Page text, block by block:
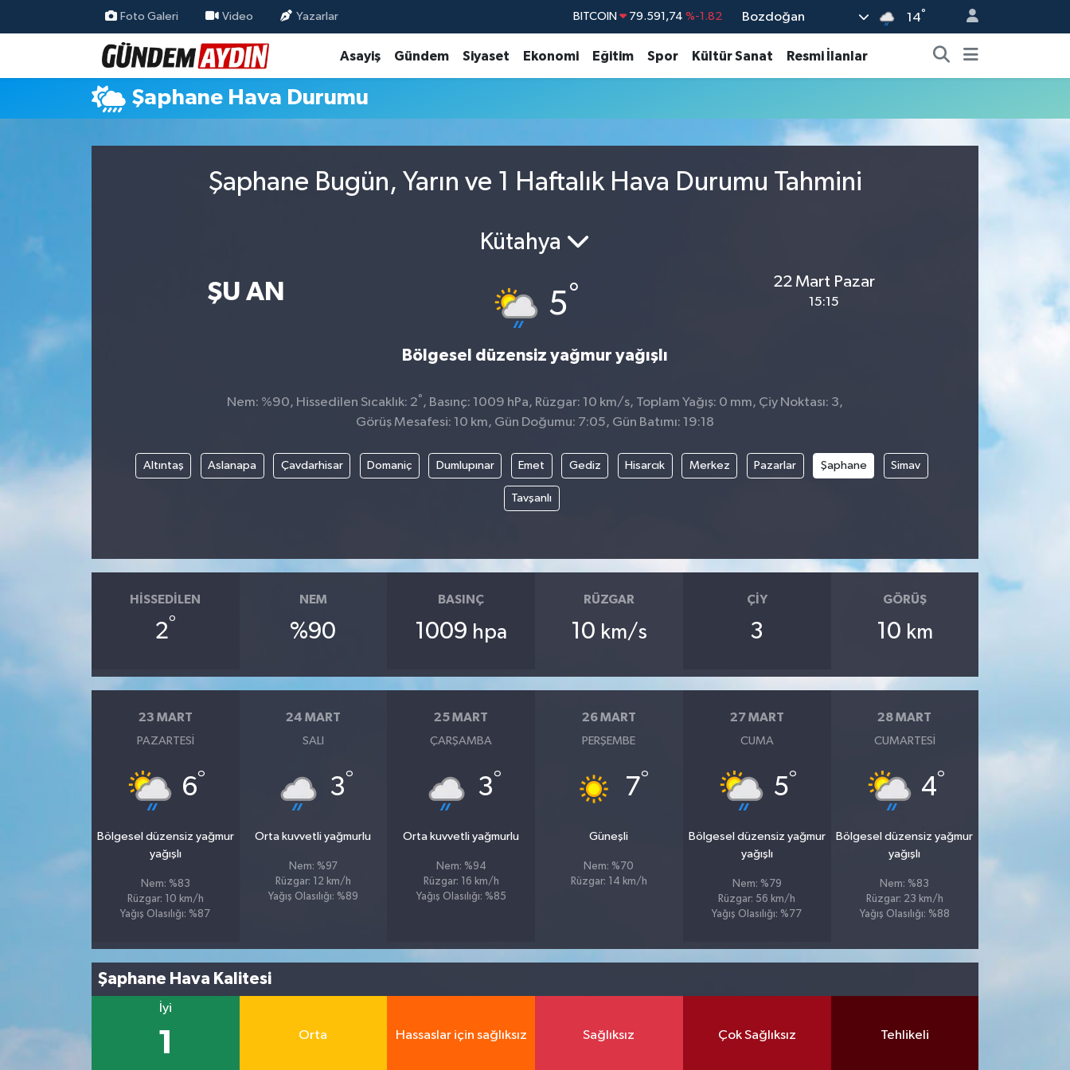
Foto Galeri Video Yazarlar BITCOIN 79.591,74 %-1.82 Bozdoğan 14°
Asayiş Gündem Siyaset Ekonomi Eğitim Spor Kültür Sanat Resmi İlanlar
Şaphane Hava Durumu
Şaphane Bugün, Yarın ve 1 Haftalık Hava Durumu Tahmini
ŞU AN
Kütahya
5°
Bölgesel düzensiz yağmur yağışlı
22 Mart Pazar
15:15
Nem: %90, Hissedilen Sıcaklık: 2° , Basınç: 1009 hPa, Rüzgar: 10 km/s, Toplam Yağış: 0 mm, Çiy Noktası: 3,
Görüş Mesafesi: 10 km, Gün Doğumu: 7:05, Gün Batımı: 19:18
Altıntaş Aslanapa Çavdarhisar Domaniç Dumlupınar Emet Gediz Hisarcık Merkez Pazarlar Şaphane Simav
Tavşanlı
HISSEDILEN
2°
NEM
%90
BASINÇ
1009 hpa
RÜZGAR
10 km/s
ÇIY
3
GÖRÜŞ
10 km
23 MART
PAZARTESI
6°
Bölgesel düzensiz yağmur
yağışlı
Nem: %83
Rüzgar: 10 km/h
Yağış Olasılığı: %87
24 MART
SALI
3°
Orta kuvvetli yağmurlu
Nem: %97
Rüzgar: 12 km/h
Yağış Olasılığı: %89
25 MART
ÇARŞAMBA
3°
Orta kuvvetli yağmurlu
Nem: %94
Rüzgar: 16 km/h
Yağış Olasılığı: %85
26 MART
PERŞEMBE
7°
Güneşli
Nem: %70
Rüzgar: 14 km/h
27 MART
CUMA
5°
Bölgesel düzensiz yağmur
yağışlı
Nem: %79
Rüzgar: 56 km/h
Yağış Olasılığı: %77
28 MART
CUMARTESI
4°
Bölgesel düzensiz yağmur
yağışlı
Nem: %83
Rüzgar: 23 km/h
Yağış Olasılığı: %88
Şaphane Hava Kalitesi
İyi
1 Orta Hassaslar için sağlıksız Sağlıksız Çok Sağlıksız Tehlikeli
Aydın Nöbetçi Eczaneler
Aydın Hava Durumu
Aydın Trafik Yoğunluk Haritası